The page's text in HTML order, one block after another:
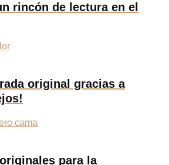
rincón de lectura en el
original gracias a
para la